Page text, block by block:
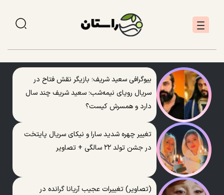
بیوگرافی سعید شریف؛ بازیگر نقش فتاح در
سریال رویای نیمه‌شب؛ سعید شریف چند سال
دارد و همسرش کیست؟
تغییر چهره شدید سارا و نیکای سریال پایتخت
در جشن تولد ۲۲ سالگی + تصاویر
(تصاویر) تغییرات عجیب آریانا گرانده در